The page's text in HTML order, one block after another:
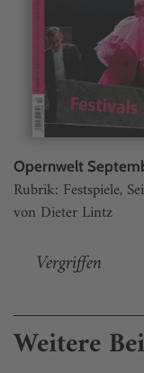
Opernwelt
Rubrik: Festspiele,
von Dieter Lintz
Vergriffen
Weitere